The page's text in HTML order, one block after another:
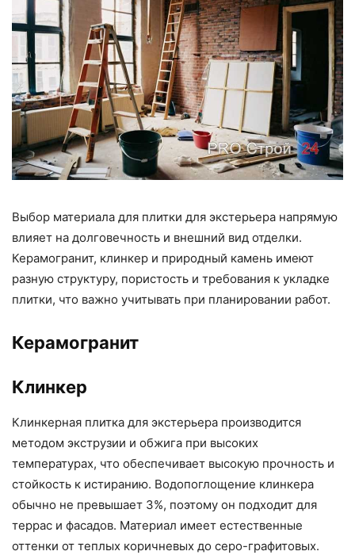
Выбор материала для плитки для экстерьера напрямую
влияет на долговечность и внешний вид отделки.
Керамогранит, клинкер и природный камень имеют
разную структуру, пористость и требования к укладке
плитки, что важно учитывать при планировании работ.
Керамогранит
Клинкер
Клинкерная плитка для экстерьера производится
методом экструзии и обжига при высоких
температурах, что обеспечивает высокую прочность и
стойкость к истиранию. Водопоглощение клинкера
обычно не превышает 3%, поэтому он подходит для
террас и фасадов. Материал имеет естественные
оттенки от теплых коричневых до серо-графитовых.